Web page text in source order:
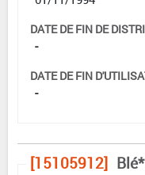
DATE DE FIN DE
-
DATE DE FIN
-
[15105912]